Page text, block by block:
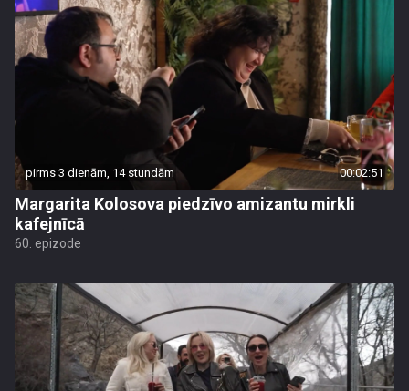
pirms 3 dienām, 14 stundām 00:02:51
Margarita Kolosova piedzīvo amizantu mirkli
kafejnīcā
60. epizode